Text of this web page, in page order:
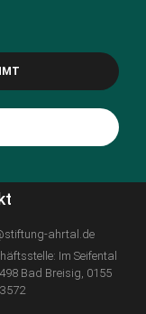
ahrtal.de
Im Seifental
Bad Breisig, 0155